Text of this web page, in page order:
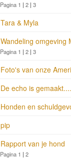
Pagina 1 | 2 | 3
Tara & Myla
Wandeling omgeving
Pagina 1 | 2 | 3
Foto's van onze
De echo is
Honden en
pip
Rapport van je hond
Pagina 1 | 2